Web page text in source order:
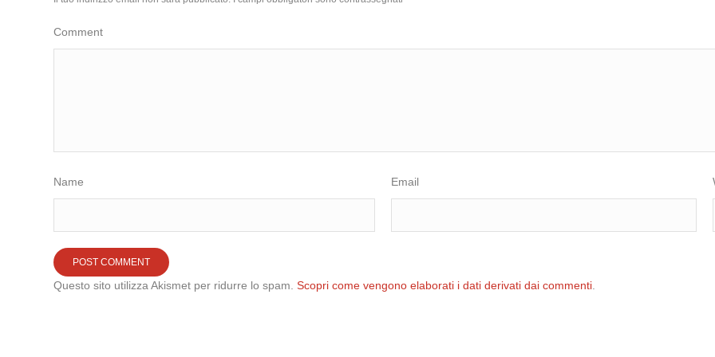
Comment
Name Email
Questo sito utilizza Akismet per ridurre lo spam.Scopri come vengono elaborati i dati derivati dai commenti